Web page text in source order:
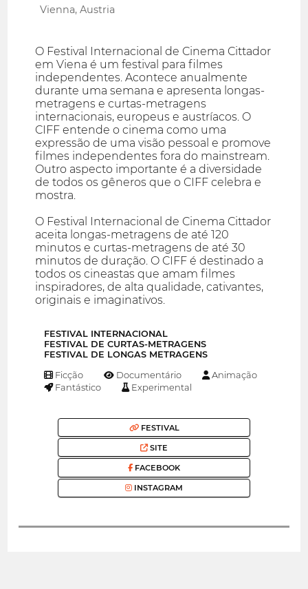
Vienna, Austria
O Festival Internacional de Cinema Cittador
em Viena é um festival para filmes
independentes. Acontece anualmente
durante uma semana e apresenta longas-
metragens e curtas-metragens
internacionais, europeus e austríacos. O
CIFF entende o cinema como uma
expressão de uma visão pessoal e promove
filmes independentes fora do mainstream.
Outro aspecto importante é a diversidade
de todos os gêneros que o CIFF celebra e
mostra.
O Festival Internacional de Cinema Cittador
aceita longas-metragens de até 120
minutos e curtas-metragens de até 30
minutos de duração. O CIFF é destinado a
todos os cineastas que amam filmes
inspiradores, de alta qualidade, cativantes,
originais e imaginativos.
FESTIVAL INTERNACIONAL
FESTIVAL DE CURTAS-METRAGENS
FESTIVAL DE LONGAS METRAGENS
Ficção Documentário
Animação
Fantástico
Experimental
FESTIVAL
SITE
FACEBOOK
INSTAGRAM